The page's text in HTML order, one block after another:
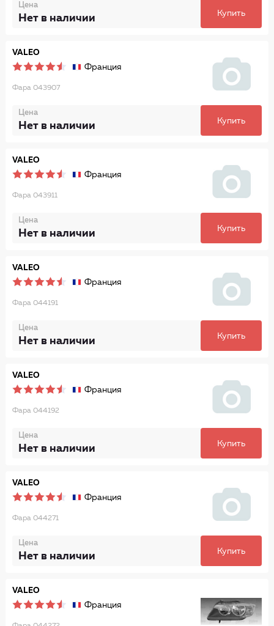
Цена
Нет в наличии Купить
VALEO
Франция
Фара 043907
Цена
Нет в наличии Купить
VALEO
Франция
Фара 043911
Цена
Нет в наличии Купить
VALEO
Франция
Фара 044191
Цена
Нет в наличии Купить
VALEO
Франция
Фара 044192
Цена
Нет в наличии Купить
VALEO
Франция
Фара 044271
Цена
Нет в наличии Купить
VALEO
Франция